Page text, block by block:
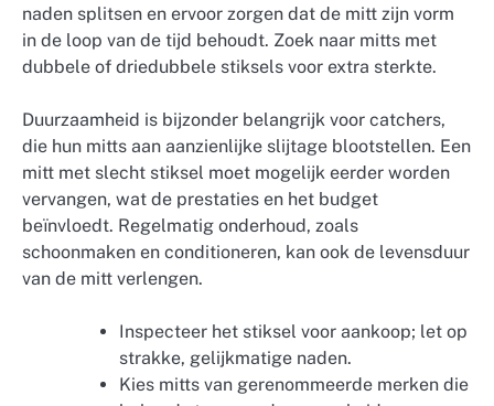
naden splitsen en ervoor zorgen dat de mitt zijn vorm
in de loop van de tijd behoudt. Zoek naar mitts met
dubbele of driedubbele stiksels voor extra sterkte.
Duurzaamheid is bijzonder belangrijk voor catchers,
die hun mitts aan aanzienlijke slijtage blootstellen. Een
mitt met slecht stiksel moet mogelijk eerder worden
vervangen, wat de prestaties en het budget
beïnvloedt. Regelmatig onderhoud, zoals
schoonmaken en conditioneren, kan ook de levensduur
van de mitt verlengen.
Inspecteer het stiksel voor aankoop; let op
strakke, gelijkmatige naden.
Kies mitts van gerenommeerde merken die